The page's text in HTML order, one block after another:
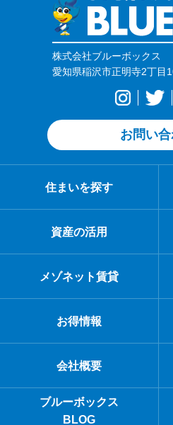
株式会社ブルーボックス
愛知県稲沢市正明寺2丁目
お問い
住まいを探す
資産の活用
メゾネット賃貸
お得情報
会社概要
ブルーボックス
BLOG